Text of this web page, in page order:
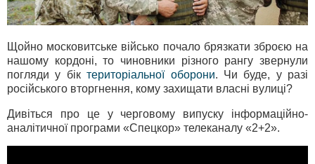
Щойно московитське військо почало брязкати зброєю на
нашому кордоні, то чиновники різного рангу звернули
погляди у біктериторіальної оборони. Чи буде, у разі
російського вторгнення, кому захищати власні вулиці?
Дивіться про це у черговому випуску інформаційно-
аналітичної програми «Спецкор» телеканалу «2+2».